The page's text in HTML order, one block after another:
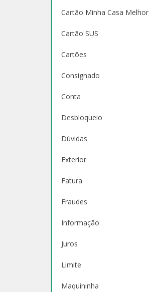
Cartão Minha Casa Melhor
Cartão SUS
Cartões
Consignado
Conta
Desbloqueio
Dúvidas
Exterior
Fatura
Fraudes
Informação
Juros
Limite
Maquininha